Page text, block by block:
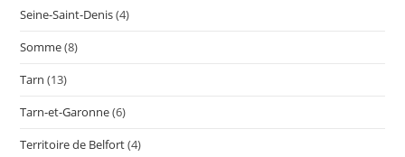
Seine-Saint-Denis(4)
Somme(8)
Tarn (13)
Tarn-et-Garonne(6)
Territoire de Belfort(4)